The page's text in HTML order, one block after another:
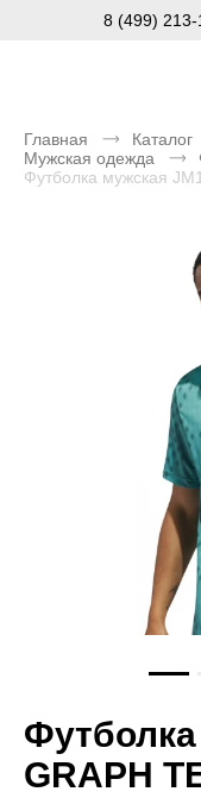
8 (499) 213-
Главная Каталог
Мужская одежда
Футболка мужская
GRAPH